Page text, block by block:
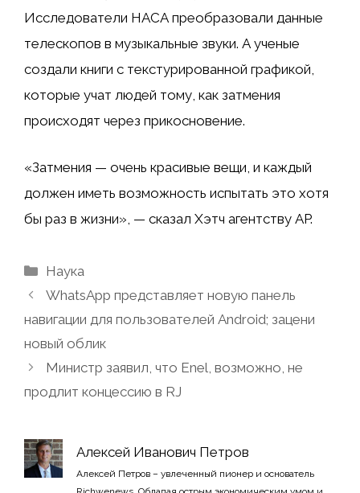
Исследователи НАСА преобразовали данные
телескопов в музыкальные звуки. А ученые
создали книги с текстурированной графикой,
которые учат людей тому, как затмения
происходят через прикосновение.
«Затмения — очень красивые вещи, и каждый
должен иметь возможность испытать это хотя
бы раз в жизни», — сказал Хэтч агентству AP.
Рубрики
Наука
WhatsApp представляет новую панель
навигации для пользователей Android; зацени
новый облик
Министр заявил, что Enel, возможно, не
продлит концессию в RJ
Алексей Иванович Петров
Алексей Петров – увлеченный пионер и основатель